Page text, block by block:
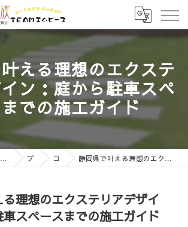
える理想のエクステ
ン：庭から駐車スペ
での施工ガイド
静岡県浜松のエクステリアなら有限会社エムビーズ ブログ コラム 静岡県で叶える理想のエクステリアデザイン：庭から駐車スペースまでの施工ガイド
理想のエクステリアデザイ
スペースまでの施工ガイド